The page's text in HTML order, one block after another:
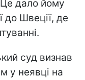
дало йому
до Швеції, де
суд визнав
у неявці на